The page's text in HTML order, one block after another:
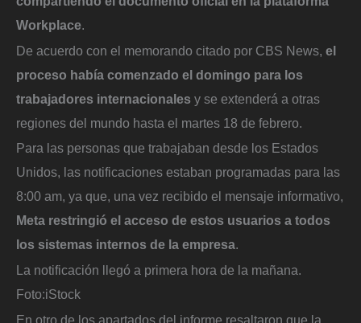
Workplace.
De acuerdo con el memorando citado por CBS News, el
proceso había comenzado el domingo para los
trabajadores internacionales y se extenderá a otras
regiones del mundo hasta el martes 18 de febrero.
Para las personas que trabajaban desde los Estados
Unidos, las notificaciones estaban programadas para las
8:00 am, ya que, una vez recibido el mensaje informativo,
Meta restringió el acceso de estos usuarios a todos
los sistemas internos de la empresa.
La notificación llegó a primera hora de la mañana.
Foto:iStock
En otro de los apartados del informe resaltaron que la